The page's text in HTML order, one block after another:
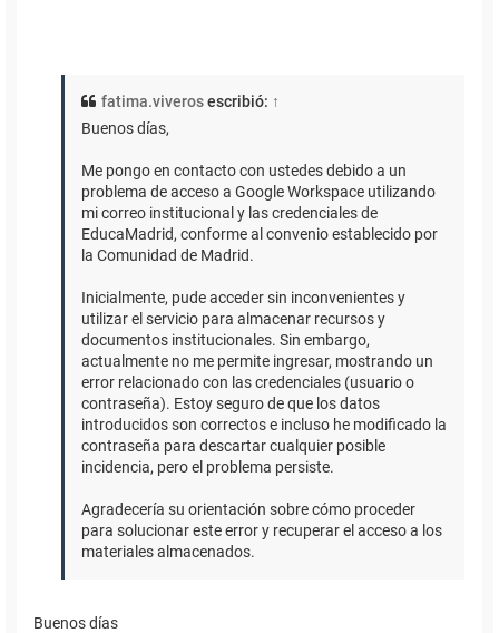
fatima.viverosescribió: ↑
Buenos días,
Me pongo en contacto con ustedes debido a un
problema de acceso a Google Workspace utilizando
mi correo institucional y las credenciales de
EducaMadrid, conforme al convenio establecido por
la Comunidad de Madrid.
Inicialmente, pude acceder sin inconvenientes y
utilizar el servicio para almacenar recursos y
documentos institucionales. Sin embargo,
actualmente no me permite ingresar, mostrando un
error relacionado con las credenciales (usuario o
contraseña). Estoy seguro de que los datos
introducidos son correctos e incluso he modificado la
contraseña para descartar cualquier posible
incidencia, pero el problema persiste.
Agradecería su orientación sobre cómo proceder
para solucionar este error y recuperar el acceso a los
materiales almacenados.
Buenos días